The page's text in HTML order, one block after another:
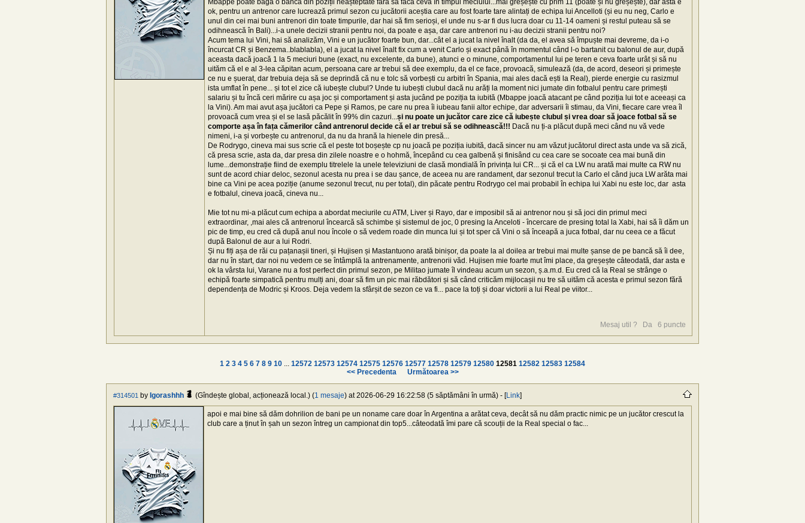
Mbappe poate băga o bancă din poziții neașteptate fără să facă ceva în timpul meciului...mai greșește cu prim 11 (poate și nu greșește), dar asta e
ok, pentru un antrenor care lucrează primul sezon cu jucătorii aceștia care au fost foarte tare alintați de echipa lui Ancelloti (și eu nu neg, Carlo e
unul din cei mai buni antrenori din toate timpurile, dar hai să fim serioși, el unde nu s-ar fi dus lucra doar cu 11-14 oameni și restul puteau să se
odihnească în Bali)...i-a unele decizii stranii pentru noi, da poate e așa, dar care antrenori nu i-au decizii stranii pentru noi?
Acum tema lui Vini, hai să analizăm, Vini e un jucător foarte bun, dar...cât el a jucat la nivel înalt (da da, el avea să împuște mai devreme, da i-o
încurcat CR și Benzema..blablabla), el a jucat la nivel înalt fix cum a venit Carlo și exact până în momentul când l-o bartanit cu balonul de aur, după
aceasta dacă joacă 1 la 5 meciuri bune (exact, nu excelente, da bune), atunci e o minune, comportamentul lui pe teren e ceva foarte urât și să nu
uităm că el e al 3-lea căpitan acum, persoana care ar trebui să dee exemplu, da el ce face, provoacă, simulează (da, de acord, deseori și primește
ce nu e șuerat, dar trebuia deja să se deprindă că nu e tolc să vorbești cu arbitri în Spania, mai ales dacă ești la Real), pierde energie cu rasizmul
ista umflat în pene... și tot el zice că iubește clubul? Unde tu iubești clubul dacă nu arăți la moment nici jumate din fotbalul pentru care primești
salariu și tu încă ceri mărire cu așa joc și comportament și asta jucând pe poziția ta iubită (Mbappe joacă atacant pe când poziția lui tot e aceeași ca
la Vini). Am mai avut așa jucători ca Pepe și Ramos, pe care nu prea îi iubeau fanii altor echipe, dar adversarii îi stimau, da Vini, fiecare care vrea îl
provoacă cum vrea și el se lasă păcălit în 99% din cazuri...și nu poate un jucător care zice că iubește clubul și vrea doar să joace fotbal să se
comporte așa în fața cămerilor când antrenorul decide că el ar trebui să se odihnească!!! Dacă nu ți-a plăcut după meci când nu vă vede
nimeni, i-a și vorbește cu antrenorul, da nu da hrană la hienele din presă...
De Rodrygo, cineva mai sus scrie că el peste tot boșește cp nu joacă pe poziția iubită, dacă sincer nu am văzut jucătorul direct asta unde va să zică,
că presa scrie, asta da, dar presa din zilele noastre e o hohmă, începând cu cea galbenă și finisând cu cea care se socoate cea mai bună din
lume...demonstrație fiind de exemplu titrelele la unele televiziuni de clasă mondială în privința lui CR... și că el ca LW nu arată mai multe ca RW nu
sunt de acord chiar deloc, sezonul acesta nu prea i se dau șance, de aceea nu are randament, dar sezonul trecut la Carlo el când juca LW arăta mai
bine ca Vini pe acea poziție (anume sezonul trecut, nu per total), din păcate pentru Rodrygo cel mai probabil în echipa lui Xabi nu este loc, dar asta
e fotbalul, cineva joacă, cineva nu...
Mie tot nu mi-a plăcut cum echipa a abordat meciurile cu ATM, Liver și Rayo, dar e imposibil să ai antrenor nou și să joci din primul meci
extraordinar, ,mai ales că antrenorul încearcă să schimbe și sistemul de joc, 0 presing la Anceloti - încercare de presing total la Xabi, hai să îi dăm un
pic de timp, eu cred că după anul nou încole o să vedem roade din munca lui și tot sper că Vini o să înceapă a juca fotbal, dar nu ceea ce a făcut
după Balonul de aur a lui Rodri.
Și nu fiți așa de răi cu pațanașii tineri, și Hujisen și Mastantuono arată binișor, da poate la al doilea ar trebui mai multe șanse de pe bancă să îi dee,
dar nu în start, dar noi nu vedem ce se întâmplă la antrenamente, antrenorii văd. Hujisen mie foarte mut îmi place, da greșește câteodată, dar asta e
ok la vârsta lui, Varane nu a fost perfect din primul sezon, pe Militao jumate îl vindeau acum un sezon, ș.a.m.d. Eu cred că la Real se strânge o
echipă foarte simpatică pentru mulți ani, doar să fim un pic mai răbdători și să când criticăm mijlocașii nu tre să uităm că acesta e primul sezon fără
dependența de Modric și Kroos. Deja vedem la sfârșit de sezon ce va fi... pace la toți și doar victorii a lui Real pe viitor...
Mesaj util ? Da 6 puncte
1 2 3 4 5 6 7 8 9 10 ... 12572 12573 12574 12575 12576 12577 12578 12579 12580 12581 12582 12583 12584
<< Precedenta
Următoarea >>
#314501 by Igorashhh (Gîndește global, acționează local.) (1 mesaje) at 2026-06-29 16:22:58 (5 săptămâni în urmă) - [Link]
apoi e mai bine să dăm dohrilion de bani pe un noname care doar în Argentina a arătat ceva, decât să nu dăm practic nimic pe un jucător crescut la
club care a ținut în șah un sezon întreg un campionat din top5...câteodată îmi pare că scouții de la Real special o fac...